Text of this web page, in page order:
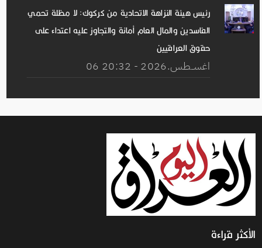
رئيس هيئة النزاهة الاتحادية من كركوك: لا مظلة تحمي
الفاسدين والمال العام أمانة والتجاوز عليه اعتداء على
حقوق العراقيين
06 اغســطس.2026 - 20:32
الأكثر قراءة